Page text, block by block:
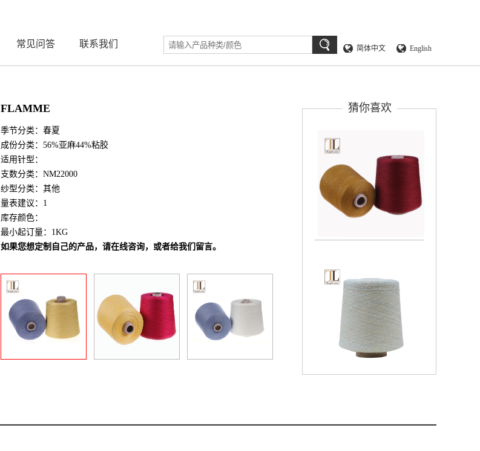
常见问答 联系我们 简体中文 English
FLAMME
季节分类：春夏
成份分类：56%亚麻44%粘胶
适用针型：
支数分类：NM22000
纱型分类：其他
量表建议：1
库存颜色：
最小起订量：1KG
如果您想定制自己的产品，请在线咨询，或者给我们留言。
猜你喜欢